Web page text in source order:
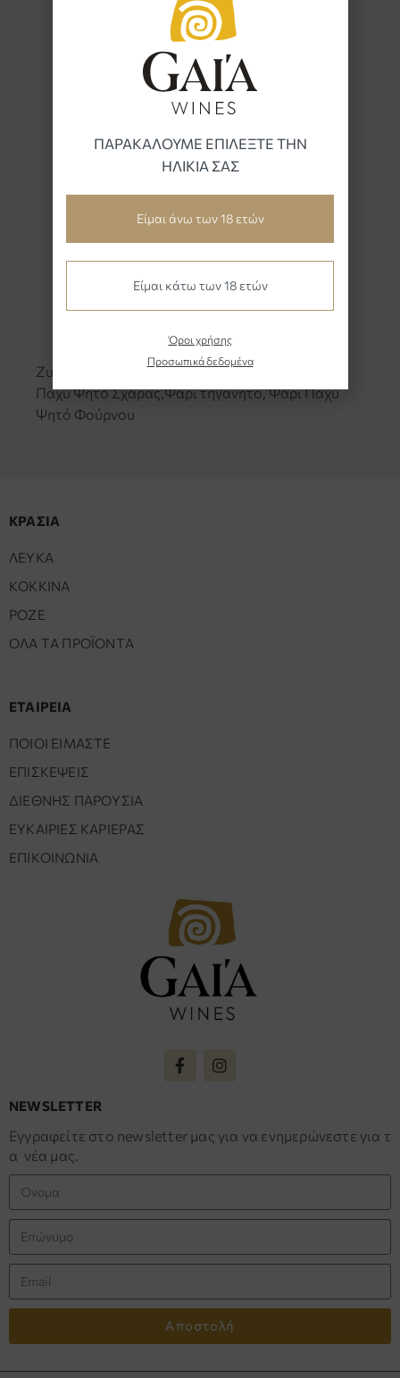
Ζυμαρικά με θαλασσινά, Λαδερά-Γεμιστά, Ψάρι
Παχύ Ψητό Σχάρας,Ψάρι τηγανητό, Ψάρι Παχύ
Ψητό Φούρνου
ΚΡΑΣΙΑ
ΛΕΥΚΑ
ΚΟΚΚΙΝΑ
ΡΟΖΕ
ΟΛΑ ΤΑ ΠΡΟΪΟΝΤΑ
ΕΤΑΙΡΕΙΑ
ΠΟΙΟΙ ΕΙΜΑΣΤΕ
ΕΠΙΣΚΕΨΕΙΣ
ΔΙΕΘΝΗΣ ΠΑΡΟΥΣΙΑ
ΕΥΚΑΙΡΙΕΣ ΚΑΡΙΕΡΑΣ
ΕΠΙΚΟΙΝΩΝΙΑ
NEWSLETTER
Εγγραφείτε στο newsletter μας για να ενημερώνεστε για τ
α νέα μας.
Αποστολή
ΠΑΡΑΚΑΛΟΥΜΕ ΕΠΙΛΕΞΤΕ ΤΗΝ
ΗΛΙΚΙΑ ΣΑΣ
Είμαι άνω των 18 ετών
Είμαι κάτω των 18 ετών
Όροι χρήσης
Προσωπικά δεδομένα